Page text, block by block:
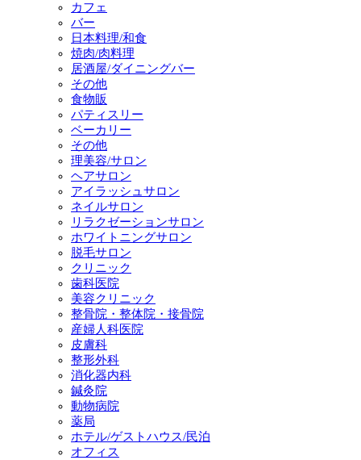
カフェ
バー
日本料理/和食
焼肉/肉料理
居酒屋/ダイニングバー
その他
食物販
パティスリー
ベーカリー
その他
理美容/サロン
ヘアサロン
アイラッシュサロン
ネイルサロン
リラクゼーションサロン
ホワイトニングサロン
脱毛サロン
クリニック
歯科医院
美容クリニック
整骨院・整体院・接骨院
産婦人科医院
皮膚科
整形外科
消化器内科
鍼灸院
動物病院
薬局
ホテル/ゲストハウス/民泊
オフィス